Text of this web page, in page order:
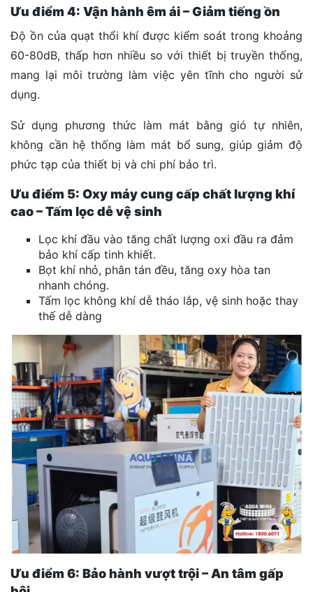
Ưu điểm 4: Vận hành êm ái – Giảm tiếng ồn
Độ ồn của quạt thổi khí được kiểm soát trong khoảng
60-80dB, thấp hơn nhiều so với thiết bị truyền thống,
mang lại môi trường làm việc yên tĩnh cho người sử
dụng.
Sử dụng phương thức làm mát bằng gió tự nhiên,
không cần hệ thống làm mát bổ sung, giúp giảm độ
phức tạp của thiết bị và chi phí bảo trì.
Ưu điểm 5: Oxy máy cung cấp chất lượng khí
cao – Tấm lọc dễ vệ sinh
Lọc khí đầu vào tăng chất lượng oxi đầu ra đảm
bảo khí cấp tinh khiết.
Bọt khí nhỏ, phân tán đều, tăng oxy hòa tan
nhanh chóng.
Tấm lọc không khí dễ tháo lắp, vệ sinh hoặc thay
thế dễ dàng
Ưu điểm 6: Bảo hành vượt trội – An tâm gấp